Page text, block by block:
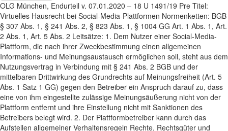
OLG München, Endurteil v. 07.01.2020 – 18 U 1491/19 Pre Titel:
Virtuelles Hausrecht bei Social-Media-Plattformen Normenketten: BGB
§ 307 Abs. 1, § 241 Abs. 2, § 823 Abs. 1, § 1004 GG Art. 1 Abs. 1, Art.
2 Abs. 1, Art. 5 Abs. 2 Leitsätze: 1. Dem Nutzer einer Social-Media-
Plattform, die nach ihrer Zweckbestimmung einen allgemeinen
Informations- und Meinungsaustausch ermöglichen soll, steht aus dem
Nutzungsvertrag in Verbindung mit § 241 Abs. 2 BGB und der
mittelbaren Drittwirkung des Grundrechts auf Meinungsfreiheit (Art. 5
Abs. 1 Satz 1 GG) gegen den Betreiber ein Anspruch darauf zu, dass
eine von ihm eingestellte zulässige Meinungsäußerung nicht von der
Plattform entfernt und ihre Einstellung nicht mit Sanktionen des
Betreibers belegt wird. 2. Der Plattformbetreiber kann durch das
Aufstellen allgemeiner Verhaltensregeln Rechte, Rechtsgüter und